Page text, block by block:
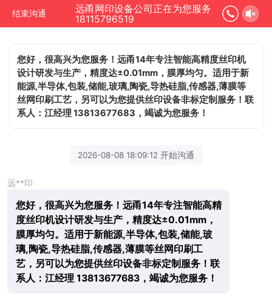
结束沟通
远甬网印设备公司正在为您服务
18115796519
您好，很高兴为您服务！远甬14年专注智能高精度丝印机
设计研发与生产，精度达±0.01mm，膜厚均匀。适用于新
能源,半导体,包装,储能,玻璃,陶瓷,导热硅脂,传感器,薄膜等
丝网印刷工艺，另可以为您提供丝印设备非标定制服务！联
系人：江经理 13813677683，竭诚为您服务！
2026-08-08 18:09:12 开始沟通
远**印
您好，很高兴为您服务！远甬14年专注智能高精
度丝印机设计研发与生产，精度达±0.01mm，
膜厚均匀。适用于新能源,半导体,包装,储能,玻
璃,陶瓷,导热硅脂,传感器,薄膜等丝网印刷工
艺，另可以为您提供丝印设备非标定制服务！联
系人：江经理 13813677683，竭诚为您服务！